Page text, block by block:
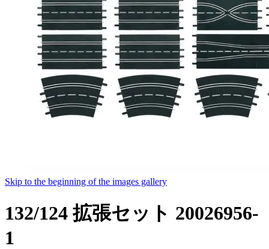
Skip to the beginning of the images gallery
132/124 拡張セット 20026956-
1